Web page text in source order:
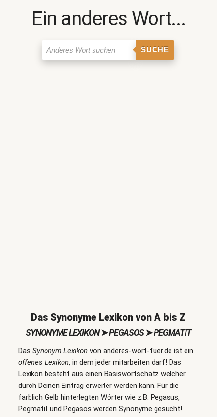
Ein anderes Wort...
SUCHE
Das Synonyme Lexikon von A bis Z
SYNONYME LEXIKON➤PEGASOS➤PEGMATIT
Das Synonym Lexikonvon anderes-wort-fuer.de ist ein
offenes Lexikon, in dem jeder mitarbeiten darf! Das
Lexikon besteht aus einen Basiswortschatz welcher
durch Deinen Eintrag erweiter werden kann. Für die
farblich Gelb hinterlegten Wörter wie z.B. Pegasus,
Pegmatit und Pegasos werden Synonyme gesucht!